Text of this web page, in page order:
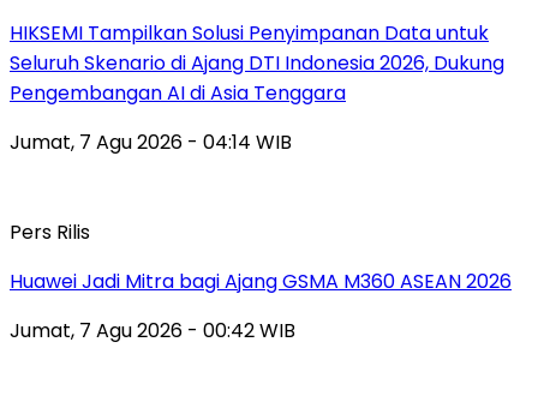
HIKSEMI Tampilkan Solusi Penyimpanan Data untuk
Seluruh Skenario di Ajang DTI Indonesia 2026, Dukung
Pengembangan AI di Asia Tenggara
Jumat, 7 Agu 2026 - 04:14 WIB
Pers Rilis
Huawei Jadi Mitra bagi Ajang GSMA M360 ASEAN 2026
Jumat, 7 Agu 2026 - 00:42 WIB